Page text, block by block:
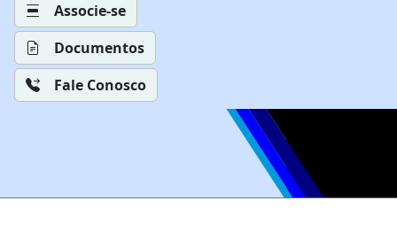
Associe-se
Documentos
Fale Conosco